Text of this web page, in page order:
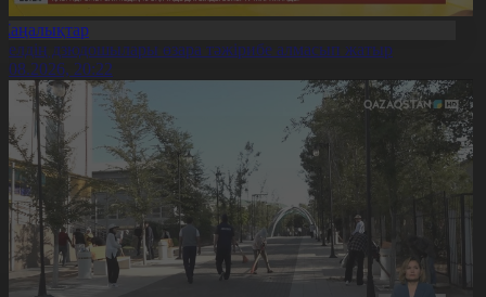
елдің дзюдошылары өзара тәжірибе алмасып жатыр
20:22